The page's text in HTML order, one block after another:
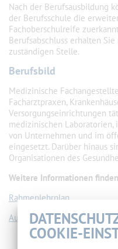
Nach der Berufsausbildung
der Berufsschule die
Fachoberschulreife
Berufsabschluss erhalten
zuständigen Stelle.
Berufsbild
Medizinische
Facharztpraxen,
Versorgungseinrichtungen
medizinischen
von Unternehmen und im
eingesetzt. Darüber hinaus
Organisationen des
Weitere Informationen
Rahmenlehrplan
Ausbildungsordnung
COOKIE-